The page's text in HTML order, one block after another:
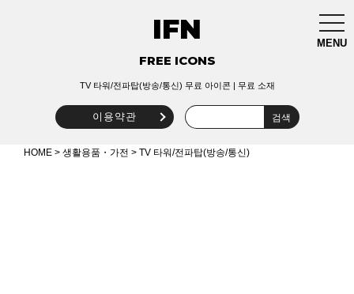
MENU
IFN
FREE ICONS
TV 타워/전파탑(방송/통신) 무료 아이콘 | 무료 소재
이용약관
HOME > 생활용품・가전 > TV 타워/전파탑(방송/통신)